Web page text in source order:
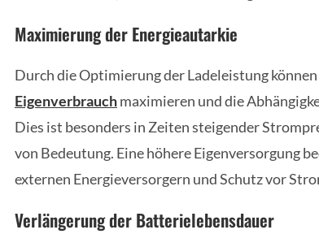
Maximierung der Energieautarkie
Durch die Optimierung der Ladeleistung
Eigenverbrauchmaximieren und die
Dies ist besonders in Zeiten steigender
von Bedeutung. Eine höhere Eigenversorgung
externen Energieversorgern und Schutz vor
Verlängerung der Batterielebensdauer